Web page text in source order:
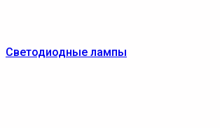
Светодиодные лампы